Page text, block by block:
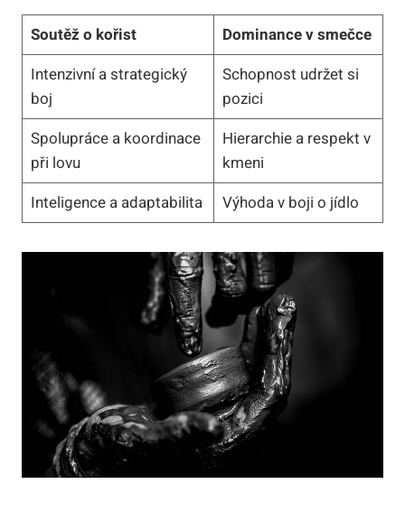
Soutěž o kořist
Dominance v smečce
Intenzivní a strategický
boj
Schopnost udržet si
pozici
Spolupráce a koordinace
při lovu
Hierarchie a respekt v
kmeni
Inteligence a adaptabilita
Výhoda v boji o jídlo